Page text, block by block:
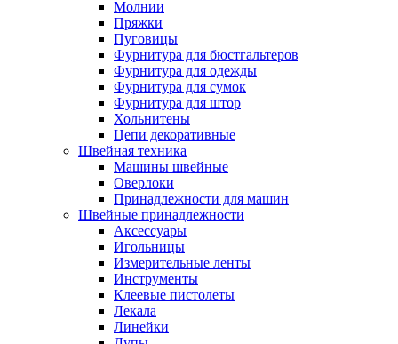
Молнии
Пряжки
Пуговицы
Фурнитура для бюстгальтеров
Фурнитура для одежды
Фурнитура для сумок
Фурнитура для штор
Хольнитены
Цепи декоративные
Швейная техника
Машины швейные
Оверлоки
Принадлежности для машин
Швейные принадлежности
Аксессуары
Игольницы
Измерительные ленты
Инструменты
Клеевые пистолеты
Лекала
Линейки